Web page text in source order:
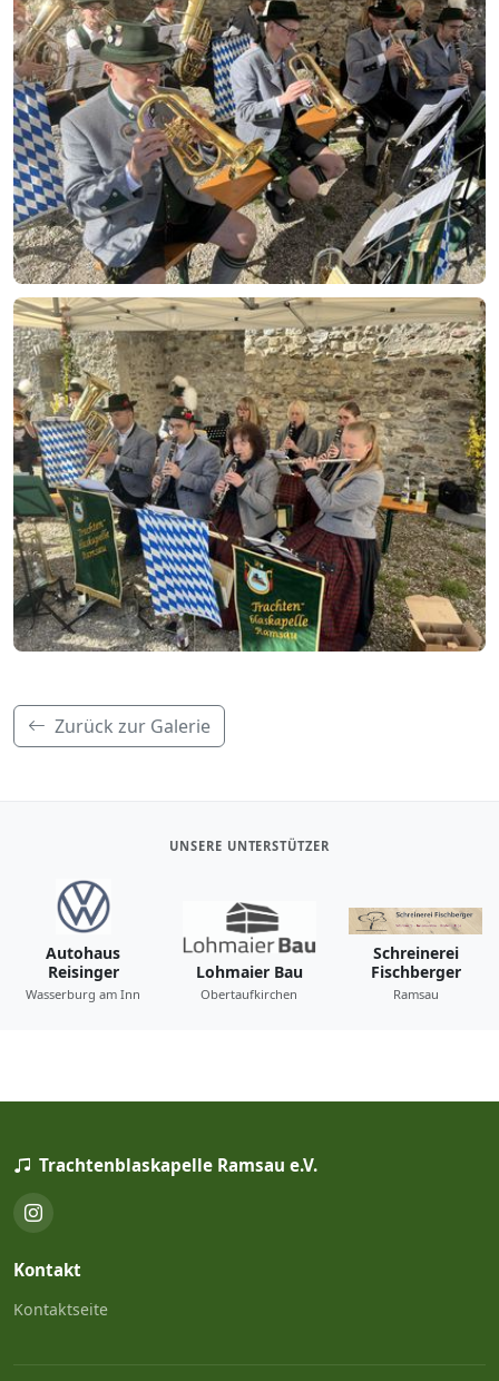
Zurück zur Galerie
UNSERE UNTERSTÜTZER
Autohaus
Reisinger
Wasserburg am Inn
Lohmaier Bau
Obertaufkirchen
Schreinerei
Fischberger
Ramsau
Trachtenblaskapelle Ramsau e.V.
Kontakt
Kontaktseite